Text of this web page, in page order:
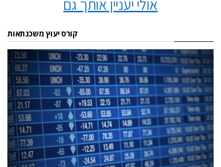
אולי יעניין אותך גם
קורס יעוץ משכנתאות